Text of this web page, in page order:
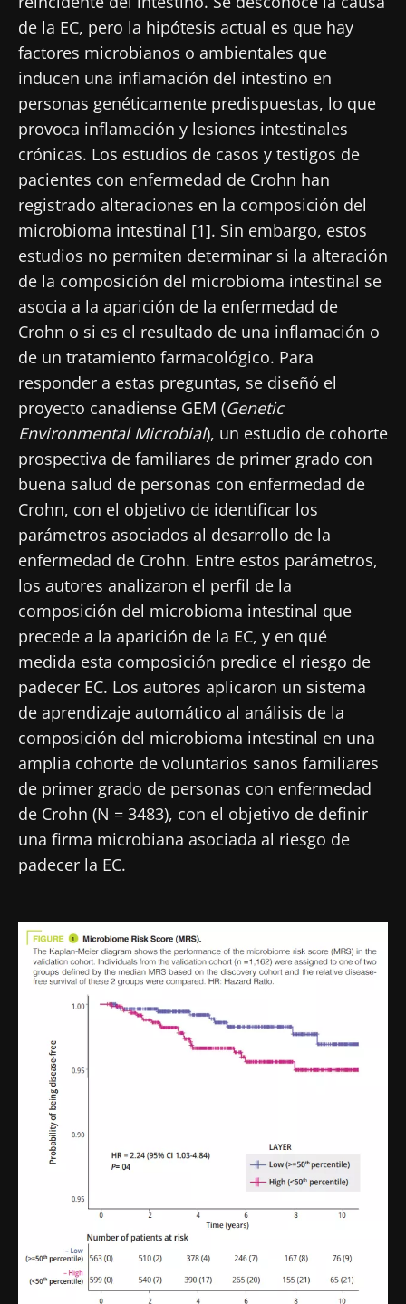
de la EC, pero la hipótesis actual es que hay
factores microbianos o ambientales que
inducen una inflamación del intestino en
personas genéticamente predispuestas, lo que
provoca inflamación y lesiones intestinales
crónicas. Los estudios de casos y testigos de
pacientes con enfermedad de Crohn han
registrado alteraciones en la composición del
microbioma intestinal [1]. Sin embargo, estos
estudios no permiten determinar si la alteración
de la composición del microbioma intestinal se
asocia a la aparición de la enfermedad de
Crohn o si es el resultado de una inflamación o
de un tratamiento farmacológico. Para
responder a estas preguntas, se diseñó el
proyecto canadiense GEM (Genetic
Environmental Microbial), un estudio de cohorte
prospectiva de familiares de primer grado con
buena salud de personas con enfermedad de
Crohn, con el objetivo de identificar los
parámetros asociados al desarrollo de la
enfermedad de Crohn. Entre estos parámetros,
los autores analizaron el perfil de la
composición del microbioma intestinal que
precede a la aparición de la EC, y en qué
medida esta composición predice el riesgo de
padecer EC. Los autores aplicaron un sistema
de aprendizaje automático al análisis de la
composición del microbioma intestinal en una
amplia cohorte de voluntarios sanos familiares
de primer grado de personas con enfermedad
de Crohn (N = 3483), con el objetivo de definir
una firma microbiana asociada al riesgo de
padecer la EC.
Imagen